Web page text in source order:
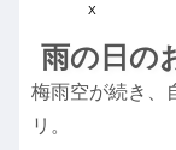
雨の日の
X
梅雨空が続き、
リ。